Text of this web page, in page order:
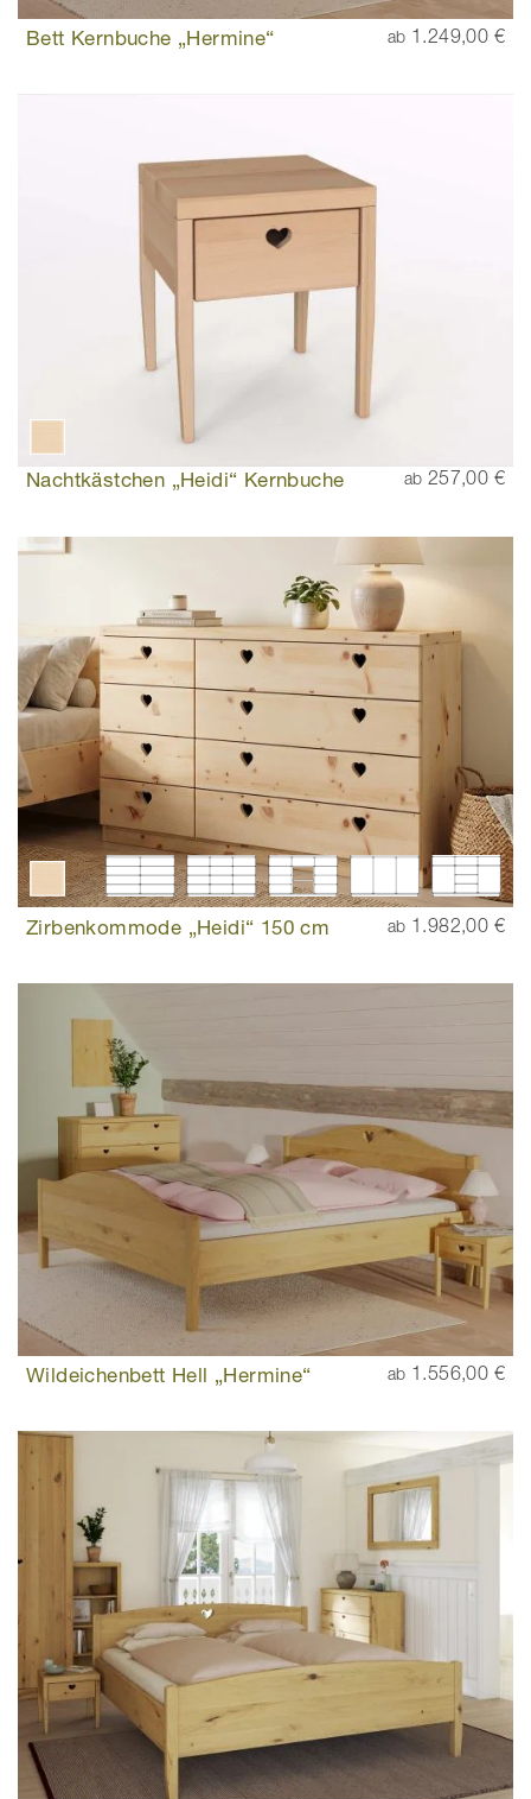
Bett Kernbuche „Hermine“ ab 1.249,00 €
Nachtkästchen „Heidi“ Kernbuche ab 257,00 €
Zirbenkommode „Heidi“ 150 cm ab 1.982,00 €
Wildeichenbett Hell „Hermine“ ab 1.556,00 €